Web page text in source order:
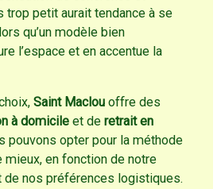
trop petit aurait tendance à se
qu’un modèle bien
l’espace et en accentue la
Saint Maclou offre des
à domicile et deretrait en
pouvons opter pour la méthode
mieux, en fonction de notre
nos préférences logistiques.